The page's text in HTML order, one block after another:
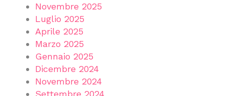
Novembre 2025
Luglio 2025
Aprile 2025
Marzo 2025
Gennaio 2025
Dicembre 2024
Novembre 2024
Settembre 2024